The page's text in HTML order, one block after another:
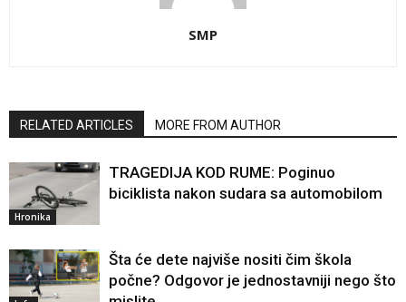
SMP
RELATED ARTICLES MORE FROM AUTHOR
Hronika
TRAGEDIJA KOD RUME: Poginuo
biciklista nakon sudara sa automobilom
Šta će dete najviše nositi čim škola
počne? Odgovor je jednostavniji nego što